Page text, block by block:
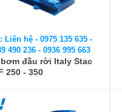
Liên hệ - 0975 135 635 -
490 236 - 0936 995 663
bơm đầu rời Italy Stac
250 - 350